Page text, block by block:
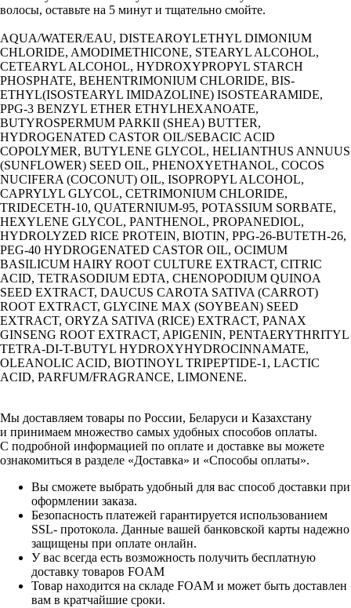
волосы, оставьте на 5 минут и тщательно смойте.
AQUA/WATER/EAU, DISTEAROYLETHYL DIMONIUM
CHLORIDE, AMODIMETHICONE, STEARYL ALCOHOL,
CETEARYL ALCOHOL, HYDROXYPROPYL STARCH
PHOSPHATE, BEHENTRIMONIUM CHLORIDE, BIS-
ETHYL(ISOSTEARYL IMIDAZOLINE) ISOSTEARAMIDE,
PPG-3 BENZYL ETHER ETHYLHEXANOATE,
BUTYROSPERMUM PARKII (SHEA) BUTTER,
HYDROGENATED CASTOR OIL/SEBACIC ACID
COPOLYMER, BUTYLENE GLYCOL, HELIANTHUS ANNUUS
(SUNFLOWER) SEED OIL, PHENOXYETHANOL, COCOS
NUCIFERA (COCONUT) OIL, ISOPROPYL ALCOHOL,
CAPRYLYL GLYCOL, CETRIMONIUM CHLORIDE,
TRIDECETH-10, QUATERNIUM-95, POTASSIUM SORBATE,
HEXYLENE GLYCOL, PANTHENOL, PROPANEDIOL,
HYDROLYZED RICE PROTEIN, BIOTIN, PPG-26-BUTETH-26,
PEG-40 HYDROGENATED CASTOR OIL, OCIMUM
BASILICUM HAIRY ROOT CULTURE EXTRACT, CITRIC
ACID, TETRASODIUM EDTA, CHENOPODIUM QUINOA
SEED EXTRACT, DAUCUS CAROTA SATIVA (CARROT)
ROOT EXTRACT, GLYCINE MAX (SOYBEAN) SEED
EXTRACT, ORYZA SATIVA (RICE) EXTRACT, PANAX
GINSENG ROOT EXTRACT, APIGENIN, PENTAERYTHRITYL
TETRA-DI-T-BUTYL HYDROXYHYDROCINNAMATE,
OLEANOLIC ACID, BIOTINOYL TRIPEPTIDE-1, LACTIC
ACID, PARFUM/FRAGRANCE, LIMONENE.
Мы доставляем товары по России, Беларуси и Казахстану
и принимаем множество самых удобных способов оплаты.
С подробной информацией по оплате и доставке вы можете
ознакомиться в разделе «Доставка» и «Способы оплаты».
Вы сможете выбрать удобный для вас способ доставки при
оформлении заказа.
Безопасность платежей гарантируется использованием
SSL- протокола. Данные вашей банковской карты надежно
защищены при оплате онлайн.
У вас всегда есть возможность получить бесплатную
доставку товаров FOAM
Товар находится на складе FOAM и может быть доставлен
вам в кратчайшие сроки.